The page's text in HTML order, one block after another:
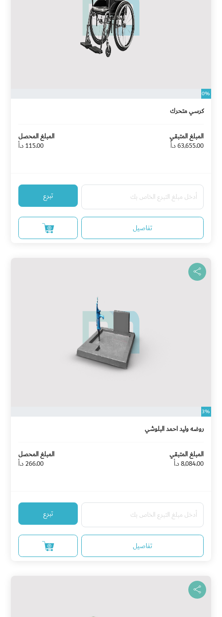
0%
كرسي متحرك
المبلغ المتبقي
63,655.00 د.أ
المبلغ المحصل
115.00 د.أ
تبرع
تفاصيل
3%
روضه وليد احمد البلوشي
المبلغ المتبقي
8,084.00 د.أ
المبلغ المحصل
266.00 د.أ
تبرع
تفاصيل